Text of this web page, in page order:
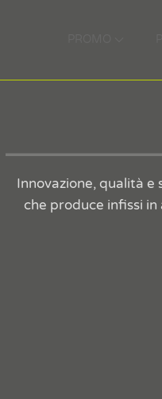
Innovazione, qualità
che produce infissi